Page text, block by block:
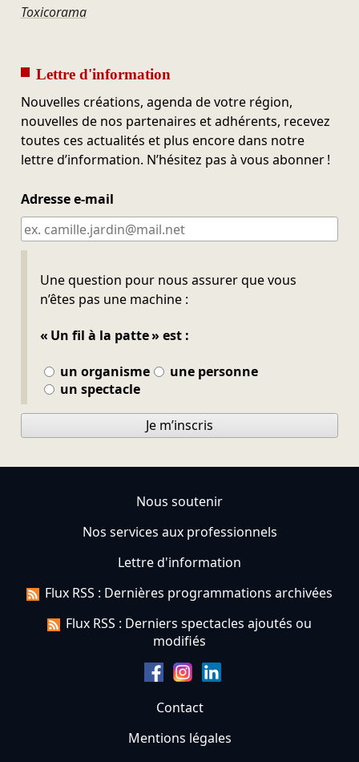
Toxicorama
Lettre d'information
Nouvelles créations, agenda de votre région,
nouvelles de nos partenaires et adhérents, recevez
toutes ces actualités et plus encore dans notre
lettre d’information. N’hésitez pas à vous abonner !
Adresse e-mail
Une question pour nous assurer que vous
n’êtes pas une machine :
« Un fil à la patte » est :
un organisme
une personne
un spectacle
Ne pas remplir
Je m’inscris
Nous soutenir
Nos services aux professionnels
Lettre d'information
Flux RSS : Dernières programmations archivées
Flux RSS : Derniers spectacles ajoutés ou
modifiés
Contact
Mentions légales